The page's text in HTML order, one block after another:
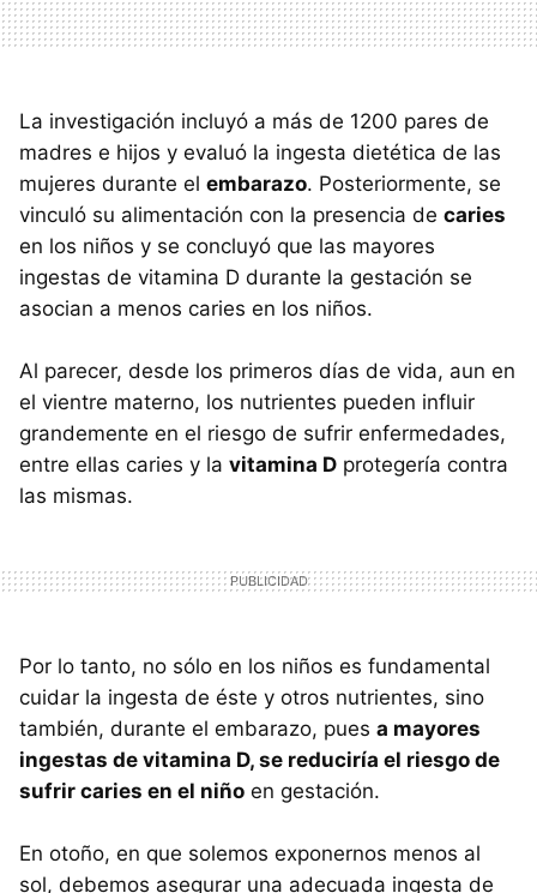
La investigación incluyó a más de 1200 pares de
madres e hijos y evaluó la ingesta dietética de las
mujeres durante el embarazo. Posteriormente, se
vinculó su alimentación con la presencia de caries
en los niños y se concluyó que las mayores
ingestas de vitamina D durante la gestación se
asocian a menos caries en los niños.
Al parecer, desde los primeros días de vida, aun en
el vientre materno, los nutrientes pueden influir
grandemente en el riesgo de sufrir enfermedades,
entre ellas caries y la vitamina D protegería contra
las mismas.
Por lo tanto, no sólo en los niños es fundamental
cuidar la ingesta de éste y otros nutrientes, sino
también, durante el embarazo, pues a mayores
ingestas de vitamina D, se reduciría el riesgo de
sufrir caries en el niño en gestación.
En otoño, en que solemos exponernos menos al
sol, debemos asegurar una adecuada ingesta de